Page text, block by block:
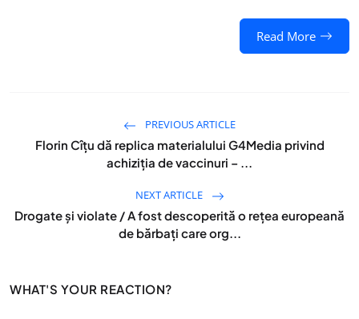
Read More
PREVIOUS ARTICLE
Florin Cîțu dă replica materialului G4Media privind
achiziția de vaccinuri – ...
NEXT ARTICLE
Drogate și violate / A fost descoperită o rețea europeană
de bărbați care org...
WHAT'S YOUR REACTION?